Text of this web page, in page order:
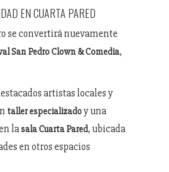
EN CUARTA PARED
se convertirá nuevamente
San Pedro Clown & Comedia,
artistas locales y
taller especializadoy una
lasala Cuarta Pared, ubicada
en otros espacios